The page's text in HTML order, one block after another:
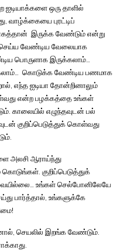
ஐடியாக்களை ஒரு தாளில்
வாழ்க்கையை புரட்டிப்
இருக்க வேண்டும் என்று
வேண்டிய வேலையாக
பொருளாக இருக்கலாம்…
கொடுக்க வேண்டிய பணமாக
எந்த ஐடியா தோன்றினாலும்
என்ற பழக்கத்தை உங்கள்
காலையில் எழுந்தவுடன் பல்
குறிப்பெடுத்துக் கொள்வது
அலசி ஆராய்ந்து
குறிப்பெடுத்துக்
உங்கள் செல்போனிலேயே
பார்த்தால், உங்களுக்கே
செயலில் இறங்க வேண்டும்.